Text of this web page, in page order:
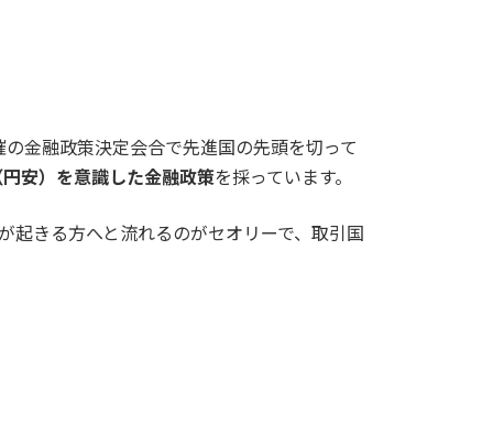
金融政策決定会合で先進国の先頭を切って
安）を意識した金融政策を採っています。
きる方へと流れるのがセオリーで、取引国